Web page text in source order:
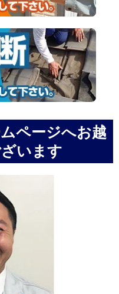
ページへお越
います